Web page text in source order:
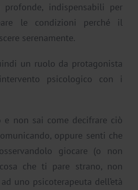
indispensabili per
le condizioni perché il
serenamente.
un ruolo da protagonista
psicologico con i
e non sai come decifrare ciò
oppure senti che
giocare (o non
che ti pare strano, non
uno psicoterapeuta dell’età